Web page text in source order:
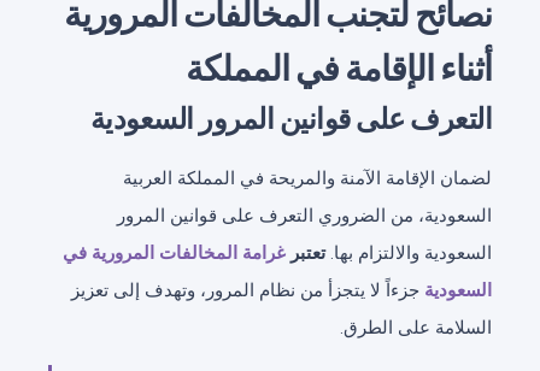
نصائح لتجنب المخالفات المرورية
أثناء الإقامة في المملكة
التعرف على قوانين المرور السعودية
لضمان الإقامة الآمنة والمريحة في المملكة العربية
السعودية، من الضروري التعرف على قوانين المرور
السعودية والالتزام بها.تعتبر غرامة المخالفات المرورية في
السعودية جزءاً لا يتجزأ من نظام المرور، وتهدف إلى تعزيز
السلامة على الطرق.